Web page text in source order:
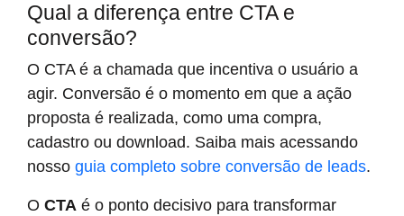
Qual a diferença entre CTA e
conversão?
O CTA é a chamada que incentiva o usuário a
agir. Conversão é o momento em que a ação
proposta é realizada, como uma compra,
cadastro ou download. Saiba mais acessando
nosso guia completo sobre conversão de leads.
O CTA é o ponto decisivo para transformar